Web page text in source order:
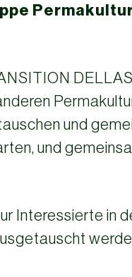
und
und
Interessierte in